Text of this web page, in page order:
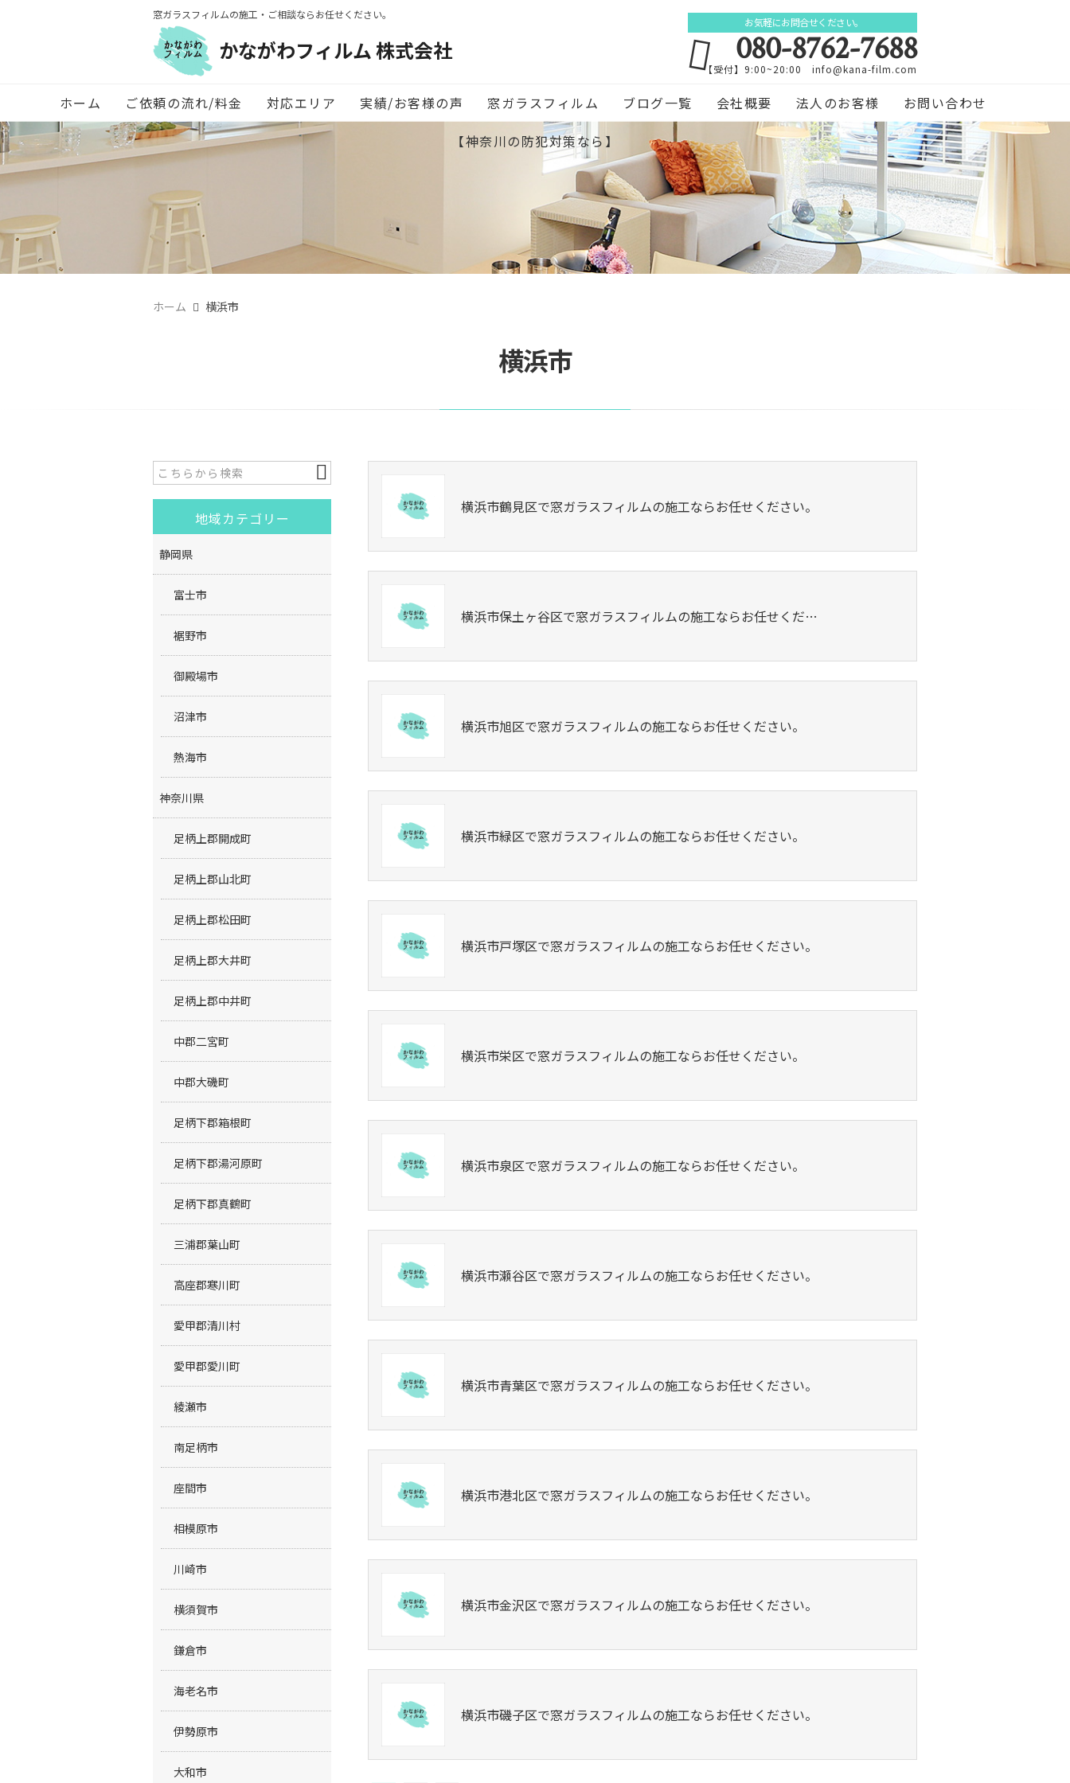
窓ガラスフィルムの施工・ご相談ならお任せください。
かながわフィルム 株式会社
お気軽にお問合せください。
080-8762-7688
【受付】9:00~20:00 info@kana-film.com
ホーム ご依頼の流れ/料金 対応エリア 実績/お客様の声 窓ガラスフィルム ブログ一覧 会社概要 法人のお客様
お問い合わせ
【神奈川の防犯対策なら】
ホーム 横浜市
横浜市
横浜市鶴見区で窓ガラスフィルムの施工ならお任せください。
横浜市保土ヶ谷区で窓ガラスフィルムの施工ならお任せくだ…
横浜市旭区で窓ガラスフィルムの施工ならお任せください。
横浜市緑区で窓ガラスフィルムの施工ならお任せください。
横浜市戸塚区で窓ガラスフィルムの施工ならお任せください。
横浜市栄区で窓ガラスフィルムの施工ならお任せください。
横浜市泉区で窓ガラスフィルムの施工ならお任せください。
横浜市瀬谷区で窓ガラスフィルムの施工ならお任せください。
横浜市青葉区で窓ガラスフィルムの施工ならお任せください。
横浜市港北区で窓ガラスフィルムの施工ならお任せください。
横浜市金沢区で窓ガラスフィルムの施工ならお任せください。
横浜市磯子区で窓ガラスフィルムの施工ならお任せください。
地域カテゴリー
静岡県
富士市
裾野市
御殿場市
沼津市
熱海市
神奈川県
足柄上郡開成町
足柄上郡山北町
足柄上郡松田町
足柄上郡大井町
足柄上郡中井町
中郡二宮町
中郡大磯町
足柄下郡箱根町
足柄下郡湯河原町
足柄下郡真鶴町
三浦郡葉山町
高座郡寒川町
愛甲郡清川村
愛甲郡愛川町
綾瀬市
南足柄市
座間市
相模原市
川崎市
横須賀市
鎌倉市
海老名市
伊勢原市
大和市